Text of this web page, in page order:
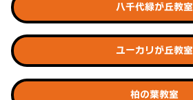
八千代緑が丘教室
ユーカリが丘教室
柏の葉教室